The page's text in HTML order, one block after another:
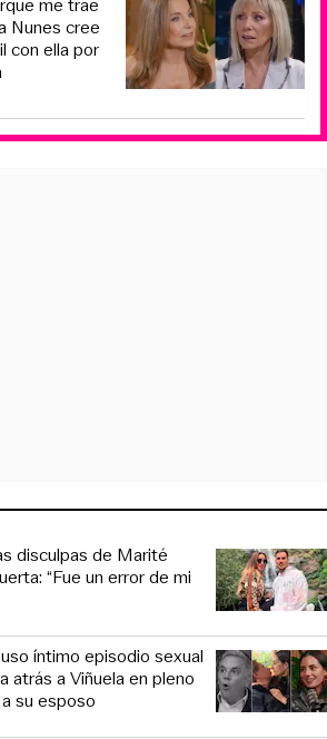
Nunes cree
con ella por
disculpas de Marité
“Fue un error de mi
íntimo episodio sexual
atrás a Viñuela en pleno
su esposo